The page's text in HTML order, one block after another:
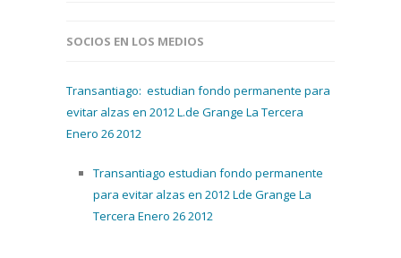
SOCIOS EN LOS MEDIOS
Transantiago: estudian fondo permanente para
evitar alzas en 2012 L.de Grange La Tercera
Enero 26 2012
Transantiago estudian fondo permanente
para evitar alzas en 2012 Lde Grange La
Tercera Enero 26 2012